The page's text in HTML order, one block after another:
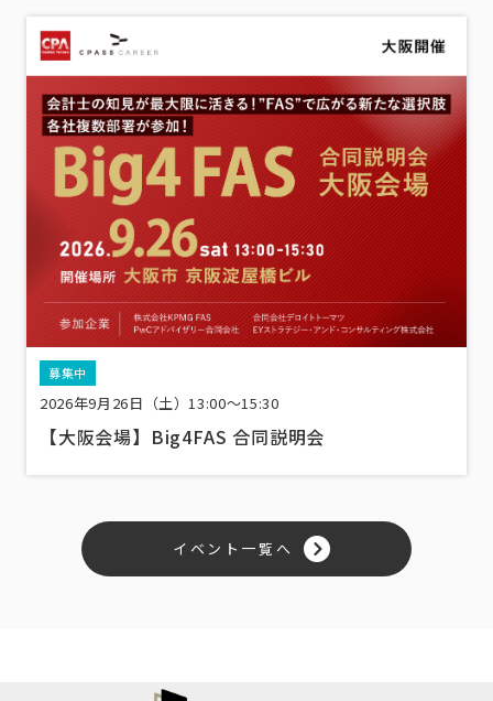
募集中
2026年9月26日（土）13:00〜15:30
【大阪会場】Big4FAS 合同説明会
イベント一覧へ